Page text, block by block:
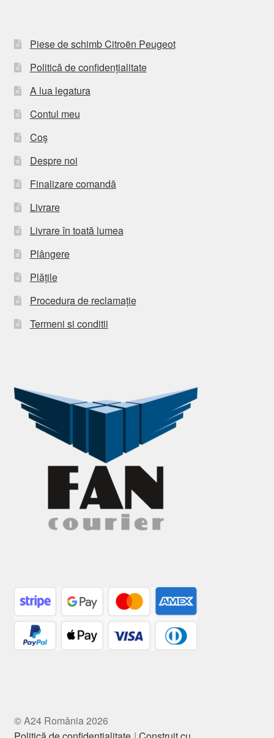
Piese de schimb Citroën Peugeot
Politică de confidențialitate
A lua legatura
Contul meu
Coș
Despre noi
Finalizare comandă
Livrare
Livrare în toată lumea
Plângere
Plățile
Procedura de reclamație
Termeni si conditii
© A24 România 2026